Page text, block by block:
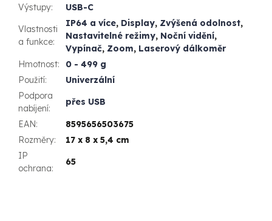
Výstupy:
USB-C
Vlastnosti
a funkce:
IP64 a více, Display, Zvýšená odolnost,
Nastavitelné režimy, Noční vidění,
Vypínač, Zoom, Laserový dálkoměr
Hmotnost:
0 - 499 g
Použití:
Univerzální
Podpora
nabíjení:
přes USB
EAN:
8595656503675
Rozměry:
17 x 8 x 5,4 cm
IP
ochrana:
65